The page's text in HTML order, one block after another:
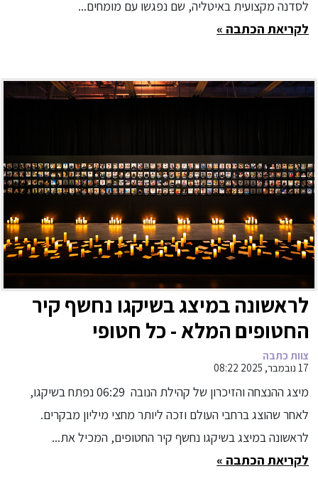
לסדנה מקצועית באיטליה, שם נפגשו עם מומחים...
לקריאת הכתבה »
לראשונה במיצג בשיקגו נחשף קיר
החטופים המלא - כל חטופי
ומשוחררי הנובה כולם מסומנים
כחוזרים.
צוות כתבה
17 נובמבר, 2025 08:22
מיצג ההנצחה והזיכרון של קהילת הנובה 06:29 נפתח בשיקגו,
לאחר שהוצג ברחבי העולם וזכה ליותר מחצי מיליון מבקרים.
לראשונה במיצג בשיקגו נחשף קיר החטופים, המכיל את...
לקריאת הכתבה »